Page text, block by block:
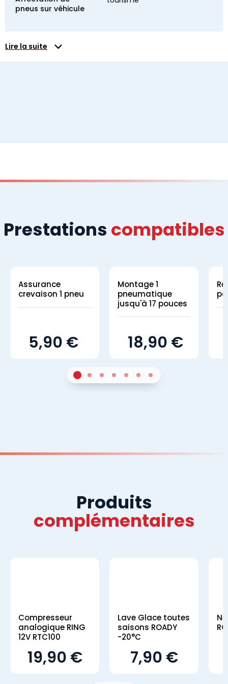
pneus sur véhicule
Lire la suite
Prestations compatibles
Assurance
crevaison 1 pneu
5,90 €
Montage 1
pneumatique
jusqu'à 17 pouces
18,90 €
Sur 42Sur 43Sur 44Sur 45Sur 46Sur 47Sur 4
Produits
complémentaires
Compresseur
analogique RING
12V RTC100
19,90 €
Lave Glace toutes
saisons ROADY
-20°C
7,90 €